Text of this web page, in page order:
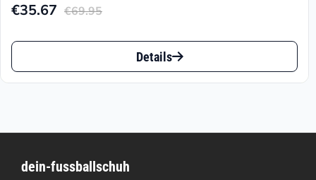
€69.95
Ursprünglicher
Preis
€69.95
€35.67
Aktueller
Preis
€35.67.
Dieses
Produkt
auf.
Details
dein-fussballschuh